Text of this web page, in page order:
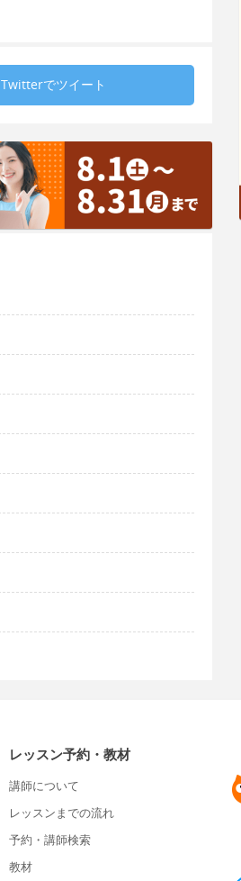
Twitterでツイート
レッスン予約・教材
講師について
レッスンまでの流れ
予約・講師検索
教材